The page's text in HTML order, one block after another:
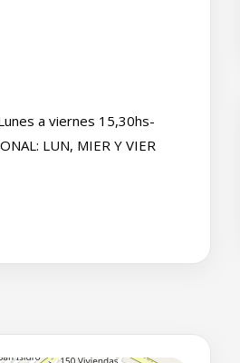
a viernes 15,30hs-
LUN, MIER Y VIER